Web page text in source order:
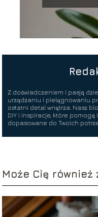
Z doświadczeniem i pasją
urządzaniu i pielęgnowaniu
ostatni detal wnętrza. Nasz
DIY i inspiracje, które
dopasowane do Twoich
Może Cię